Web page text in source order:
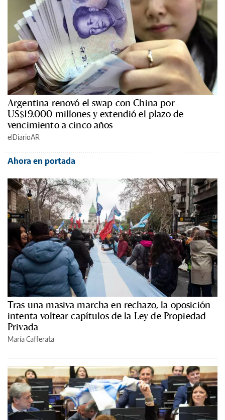
Argentina renovó el swap con China por
US$19.000 millones y extendió el plazo de
vencimiento a cinco años
elDiarioAR
Ahora en portada
Tras una masiva marcha en rechazo, la oposición
intenta voltear capítulos de la Ley de Propiedad
Privada
María Cafferata